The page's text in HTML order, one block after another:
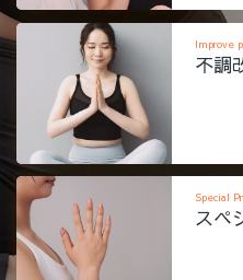
Improve
不調
Special
スペ